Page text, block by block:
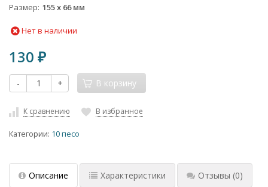
Размер 155 x 66 мм
Нет в наличии
130 ₽
- + В корзину
К сравнению В избранное
Категории: 10 песо
Описание Характеристики Отзывы (0)